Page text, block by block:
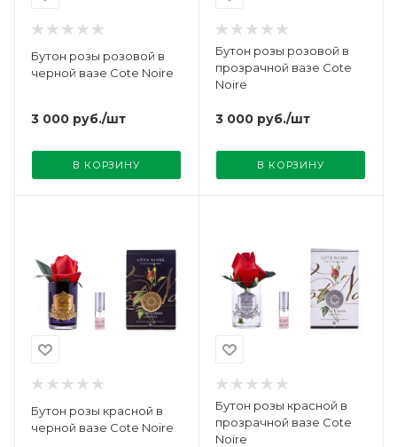
Бутон розы розовой в
черной вазе Cote Noire
3 000 руб./шт
В КОРЗИНУ
Бутон розы розовой в
прозрачной вазе Cote
Noire
3 000 руб./шт
В КОРЗИНУ
Бутон розы красной в
черной вазе Cote Noire
Бутон розы красной в
прозрачной вазе Cote
Noire